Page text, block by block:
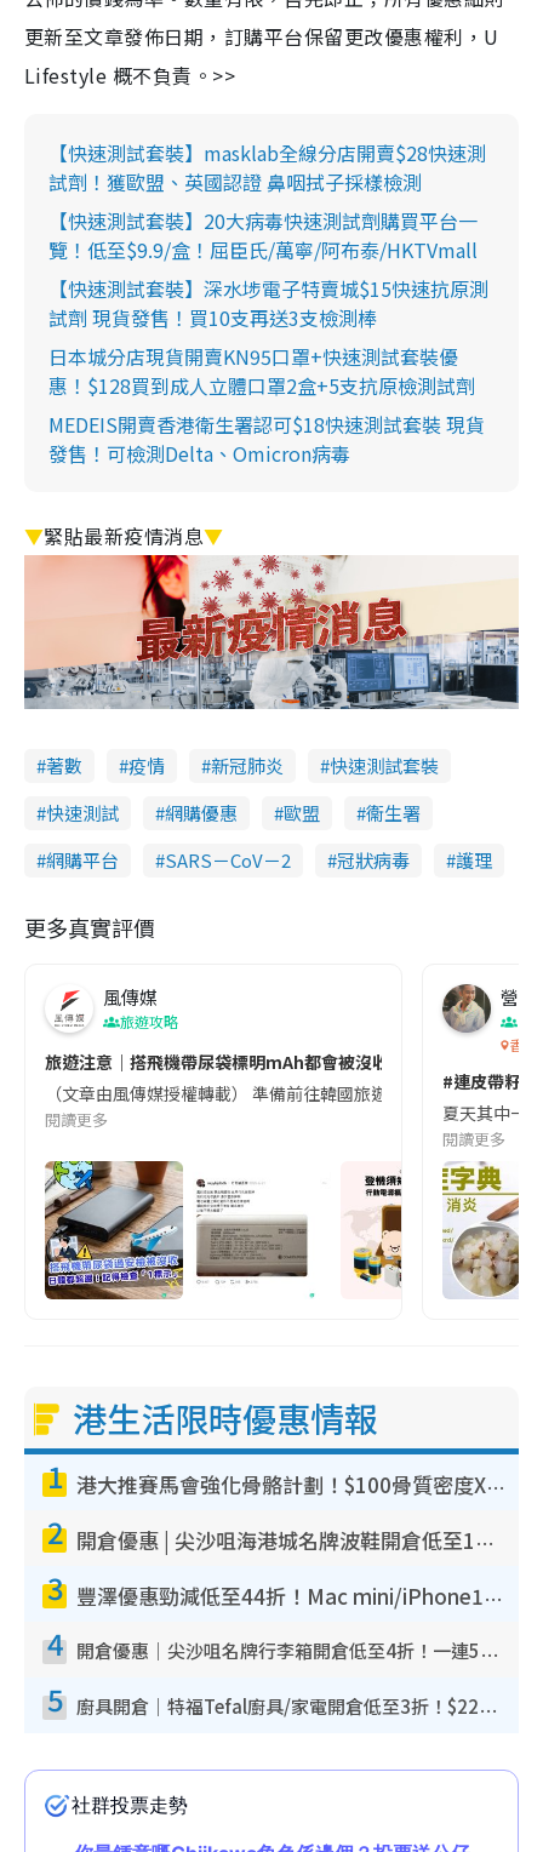
更新至文章發佈日期，訂購平台保留更改優惠權利，U
Lifestyle 概不負責。>>
【快速測試套裝】masklab全線分店開賣$28快速測
試劑！獲歐盟、英國認證 鼻咽拭子採樣檢測
【快速測試套裝】20大病毒快速測試劑購買平台一
覽！低至$9.9/盒！屈臣氏/萬寧/阿布泰/HKTVmall
【快速測試套裝】深水埗電子特賣城$15快速抗原測
試劑 現貨發售！買10支再送3支檢測棒
日本城分店現貨開賣KN95口罩+快速測試套裝優
惠！$128買到成人立體口罩2盒+5支抗原檢測試劑
MEDEIS開賣香港衛生署認可$18快速測試套裝 現貨
發售！可檢測Delta、Omicron病毒
▼緊貼最新疫情消息▼
著數 疫情 新冠肺炎
快速測試套裝
快速測試
網購優惠 歐盟
衞生署
網購平台
SARS－CoV－2 冠狀病毒 護理
更多真實評價
風傳媒
旅遊攻略
旅遊注意｜搭飛機帶尿袋標明mAh都會被沒收😱出發前切記檢查
（文章由風傳媒授權轉載） 準備前往韓國旅遊的民眾，近期要
閱讀更多
營養
香港
#連皮帶籽
夏天其中一
閱讀更多
港生活限時優惠情報
1 港大推賽馬會強化骨骼計劃！$100骨質密度X光檢查 完成免費運動訓練送超市禮券！附參加資格
2 開倉優惠 | 尖沙咀海港城名牌波鞋開倉低至1折！On鞋$899起／Joy&Peace鞋履$98起
3 豐澤優惠勁減低至44折！Mac mini/iPhone17Pro大減價！廚房家電$220起
4 開倉優惠｜尖沙咀名牌行李箱開倉低至4折！一連5日 American Tourister/ace./Hallmark $200起！
5 廚具開倉｜特福Tefal廚具/家電開倉低至3折！$220起買平底鍋/炒鑊/湯煲！電飯煲/吸塵機/燙斗$418起